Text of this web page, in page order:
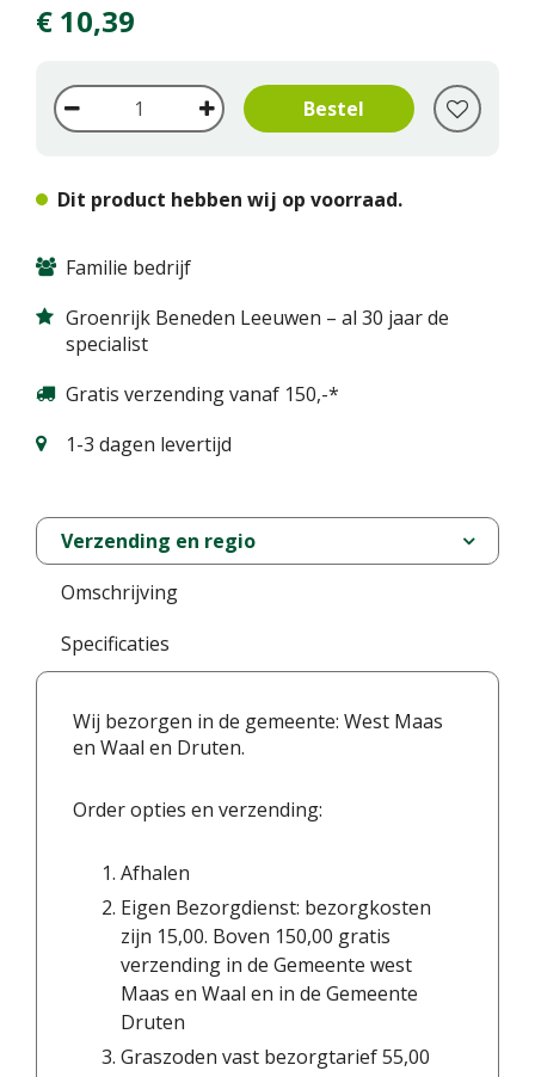
€ 10,39
Dit product hebben wij op voorraad.
Familie bedrijf
Groenrijk Beneden Leeuwen – al 30 jaar de
specialist
Gratis verzending vanaf 150,-*
1-3 dagen levertijd
Verzending en regio
Omschrijving
Specificaties
Wij bezorgen in de gemeente: West Maas
en Waal en Druten.
Order opties en verzending:
Afhalen
Eigen Bezorgdienst: bezorgkosten
zijn 15,00. Boven 150,00 gratis
verzending in de Gemeente west
Maas en Waal en in de Gemeente
Druten
Graszoden vast bezorgtarief 55,00